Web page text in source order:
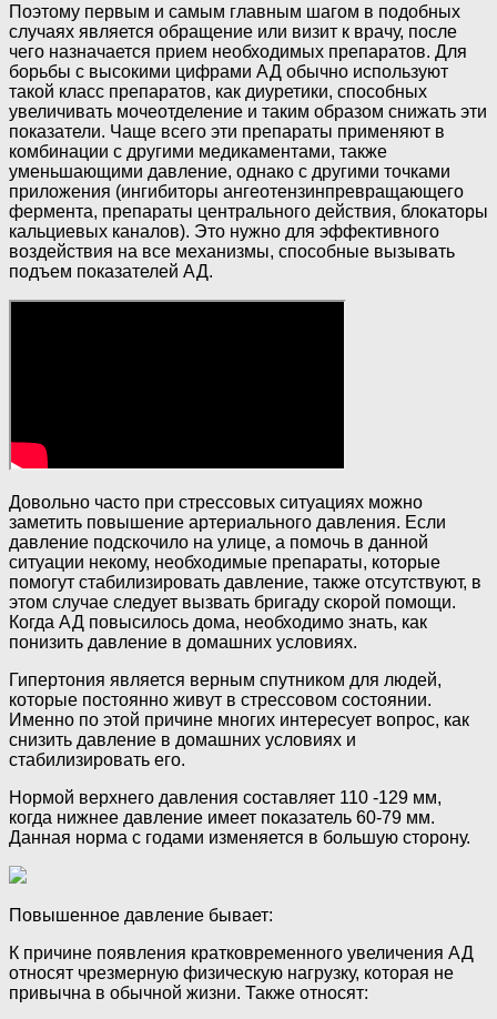
Поэтому первым и самым главным шагом в подобных
случаях является обращение или визит к врачу, после
чего назначается прием необходимых препаратов. Для
борьбы с высокими цифрами АД обычно используют
такой класс препаратов, как диуретики, способных
увеличивать мочеотделение и таким образом снижать эти
показатели. Чаще всего эти препараты применяют в
комбинации с другими медикаментами, также
уменьшающими давление, однако с другими точками
приложения (ингибиторы ангеотензинпревращающего
фермента, препараты центрального действия, блокаторы
кальциевых каналов). Это нужно для эффективного
воздействия на все механизмы, способные вызывать
подъем показателей АД.
Довольно часто при стрессовых ситуациях можно
заметить повышение артериального давления. Если
давление подскочило на улице, а помочь в данной
ситуации некому, необходимые препараты, которые
помогут стабилизировать давление, также отсутствуют, в
этом случае следует вызвать бригаду скорой помощи.
Когда АД повысилось дома, необходимо знать, как
понизить давление в домашних условиях.
Гипертония является верным спутником для людей,
которые постоянно живут в стрессовом состоянии.
Именно по этой причине многих интересует вопрос, как
снизить давление в домашних условиях и
стабилизировать его.
Нормой верхнего давления составляет 110 -129 мм,
когда нижнее давление имеет показатель 60-79 мм.
Данная норма с годами изменяется в большую сторону.
Повышенное давление бывает:
К причине появления кратковременного увеличения АД
относят чрезмерную физическую нагрузку, которая не
привычна в обычной жизни. Также относят: